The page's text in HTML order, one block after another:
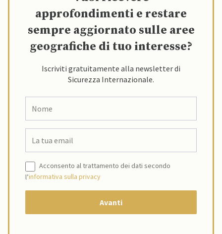
approfondimenti e restare
sempre aggiornato sulle aree
geografiche di tuo interesse?
Iscriviti gratuitamente alla newsletter di
Sicurezza Internazionale.
Acconsento al trattamento dei dati secondo
l’informativa sulla privacy